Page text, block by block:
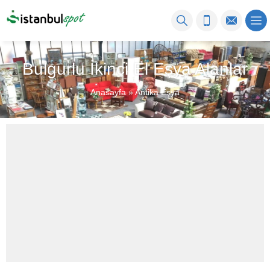
Bulgurlu İkinci El Eşya Alanlar
Anasayfa»Antika Eşya